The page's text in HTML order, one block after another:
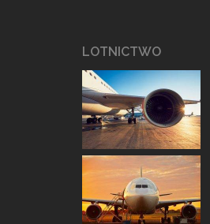
LOTNICTWO